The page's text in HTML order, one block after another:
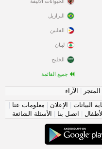
البرازيل
الفلبين
لبنان
الخليج
جميع القائمة
المتجر
الآراء
البيانات
الإعلان معلومات عنا
اتصل بنا الأسئلة الشائعة